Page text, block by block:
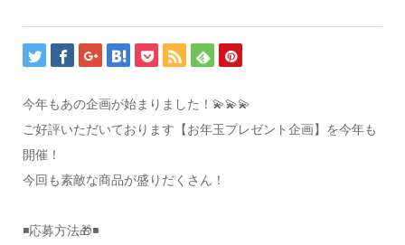
今年もあの企画が始まりました！💫💫💫
ご好評いただいております【お年玉プレゼント企画】を今年も
開催！
今回も素敵な商品が盛りだくさん！
◾️応募方法🎁◾️